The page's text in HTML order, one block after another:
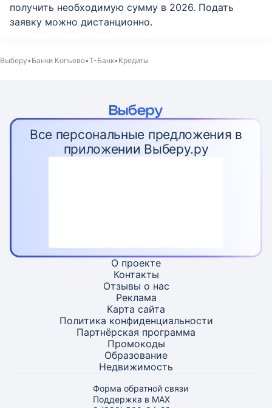
получить необходимую сумму в 2026. Подать
заявку можно дистанционно.
Выберу Банки Копьево Т-Банк Кредиты
Все персональные предложения в
приложении Выберу.ру
О проекте
Контакты
Отзывы о нас
Реклама
Карта сайта
Политика конфиденциальности
Партнёрская программа
Промокоды
Образование
Недвижимость
Форма обратной связи
Поддержка в MAX